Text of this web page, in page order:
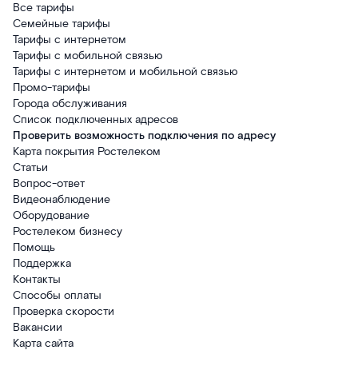
Все тарифы
Семейные тарифы
Тарифы с интернетом
Тарифы с мобильной связью
Тарифы с интернетом и мобильной связью
Промо-тарифы
Города обслуживания
Список подключенных адресов
Проверить возможность подключения по адресу
Карта покрытия Ростелеком
Статьи
Вопрос-ответ
Видеонаблюдение
Оборудование
Ростелеком бизнесу
Помощь
Поддержка
Контакты
Способы оплаты
Проверка скорости
Вакансии
Карта сайта